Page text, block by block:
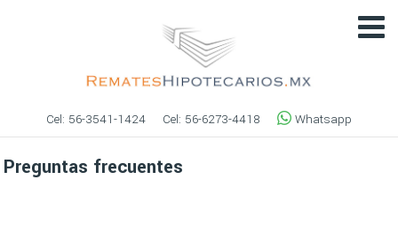
Cel: 56-3541-1424 Cel: 56-6273-4418 Whatsapp
Preguntas frecuentes